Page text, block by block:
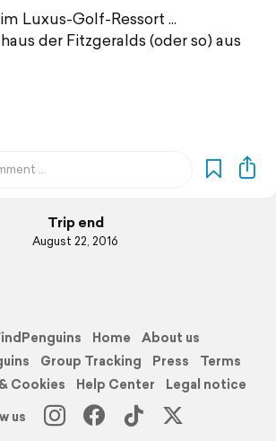
Luxus-Golf-Ressort ...
der Fitzgeralds (oder so) aus
Trip end
August 22, 2016
Home
About us
Group Tracking Press
Terms
Cookies
Help Center
Legal notice
us